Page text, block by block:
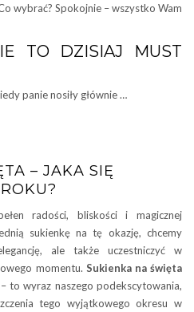
wybrać? Spokojnie – wszystko Wam
TO DZISIAJ MUST
panie nosiły głównie …
– JAKA SIĘ
radości, bliskości i magicznej
sukienkę na tę okazję, chcemy
ale także uczestniczyć w
momentu. Sukienka na święta
– to wyraz naszego podekscytowania,
tego wyjątkowego okresu w